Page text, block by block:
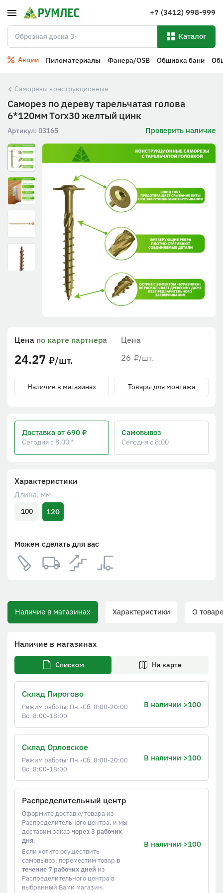
+7 (3412) 998-999
Каталог
Акции Пиломатериалы Фанера/OSB Обшивка бани
Саморезы конструкционные
Саморез по дереву тарельчатая голова
6*120мм Тorx30 желтый цинк
Артикул: 03165 Проверить наличие
Характеристики
Длина, мм
100 120
Можем сделать для вас
Цена
26 ₽/шт.
Цена по карте партнера
24.27 ₽/шт.
Наличие в магазинах Товары для монтажа
Доставка от 690 ₽
Сегодня с 8:00 *
Самовывоз
Сегодня с 8:00
Наличие в магазинах Характеристики О товаре
Наличие в магазинах
Списком На карте
Склад Пирогово
Режим работы: Пн.-Сб. 8:00-20:00
Вс. 8:00-18:00
В наличии >100
Склад Орловское
Режим работы: Пн.-Сб. 8:00-20:00
Вс. 8:00-18:00
В наличии >100
Распределительный центр
Оформите доставку товара из
Распределительного центра, и мы
доставим заказ через 3 рабочих
дня.
Если хотите осуществить
самовывоз, переместим товар в
течение 7 рабочих дней из
Распределительного центра в
выбранный Вами магазин.
В наличии >100